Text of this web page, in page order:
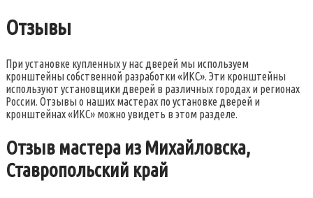
Отзывы
При установке купленных у нас дверей мы используем
кронштейны собственной разработки «ИКС». Эти кронштейны
используют установщики дверей в различных городах и регионах
России. Отзывы о наших мастерах по установке дверей и
кронштейнах «ИКС» можно увидеть в этом разделе.
Отзыв мастера из Михайловска,
Ставропольский край